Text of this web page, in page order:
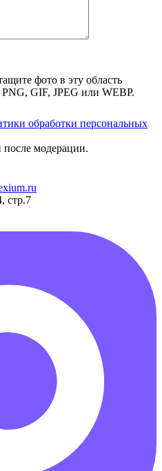
фото в эту область
GIF, JPEG или WEBP.
обработки персональных
после модерации.
стр.7